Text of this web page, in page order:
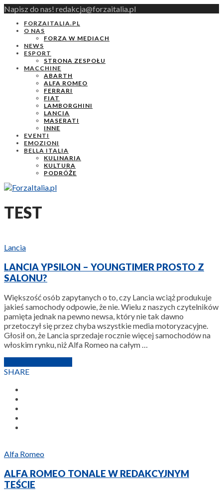
Napisz do nas! redakcja@forzaitalia.pl
FORZAITALIA.PL
O NAS
FORZA W MEDIACH
NEWS
ESPORT
STRONA ZESPOŁU
MACCHINE
ABARTH
ALFA ROMEO
FERRARI
FIAT
LAMBORGHINI
LANCIA
MASERATI
INNE
EVENTI
EMOZIONI
BELLA ITALIA
KULINARIA
KULTURA
PODRÓŻE
TEST
Lancia
LANCIA YPSILON – YOUNGTIMER PROSTO Z
SALONU?
Większość osób zapytanych o to, czy Lancia wciąż produkuje
jakieś samochody odpowie, że nie. Wielu z naszych czytelników
pamięta jednak na pewno newsa, który nie tak dawno
przetoczył się przez chyba wszystkie media motoryzacyjne.
Głosił on, że Lancia sprzedaje rocznie więcej samochodów na
włoskim rynku, niż Alfa Romeo na całym …
SHARE
Alfa Romeo
ALFA ROMEO TONALE W REDAKCYJNYM
TEŚCIE